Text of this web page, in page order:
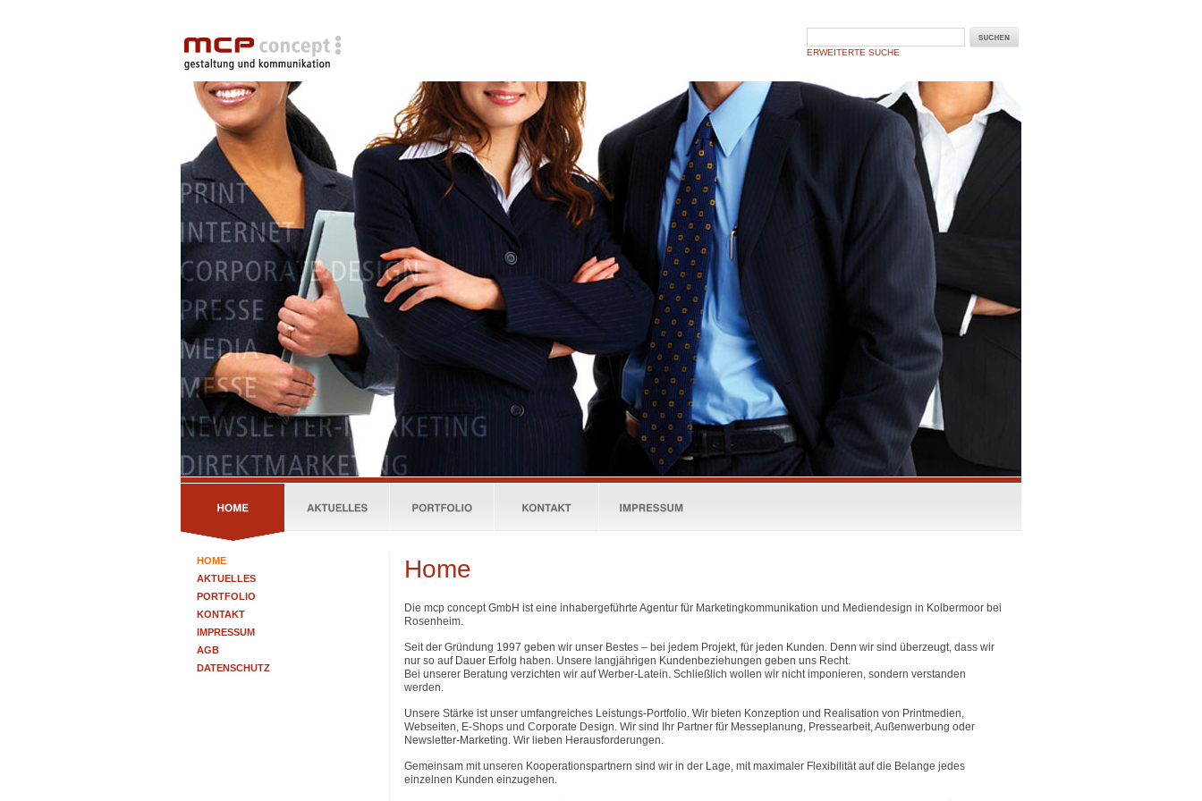
ERWEITERTE SUCHE
HOME
AKTUELLES
PORTFOLIO
KONTAKT
IMPRESSUM
AGB
DATENSCHUTZ
Home
Die mcp concept GmbH ist eine inhabergeführte Agentur für Marketingkommunikation und Mediendesign in Kolbermoor bei
Rosenheim.
Seit der Gründung 1997 geben wir unser Bestes – bei jedem Projekt, für jeden Kunden. Denn wir sind überzeugt, dass wir
nur so auf Dauer Erfolg haben. Unsere langjährigen Kundenbeziehungen geben uns Recht.
Bei unserer Beratung verzichten wir auf Werber-Latein. Schließlich wollen wir nicht imponieren, sondern verstanden
werden.
Unsere Stärke ist unser umfangreiches Leistungs-Portfolio. Wir bieten Konzeption und Realisation von Printmedien,
Webseiten, E-Shops und Corporate Design. Wir sind Ihr Partner für Messeplanung, Pressearbeit, Außenwerbung oder
Newsletter-Marketing. Wir lieben Herausforderungen.
Gemeinsam mit unseren Kooperationspartnern sind wir in der Lage, mit maximaler Flexibilität auf die Belange jedes
einzelnen Kunden einzugehen.